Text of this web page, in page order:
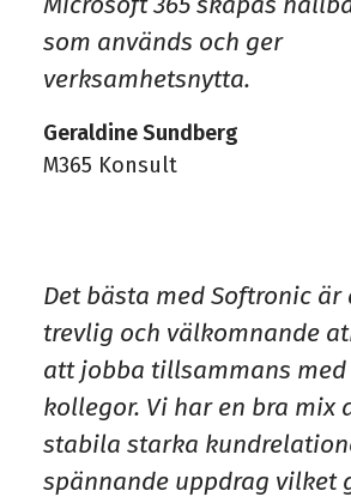
som används och ger
verksamhetsnytta.
Geraldine Sundberg
M365 Konsult
Det bästa med Softronic är
trevlig och välkomnande
att jobba tillsammans med
kollegor. Vi har en bra mix
stabila starka
spännande uppdrag vilket